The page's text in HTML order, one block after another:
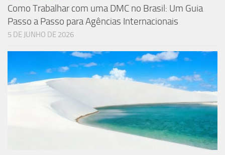
Como Trabalhar com uma DMC no Brasil: Um Guia
Passo a Passo para Agências Internacionais
5 DE JUNHO DE 2026